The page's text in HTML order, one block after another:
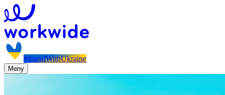
#StandWithUkraine
Meny